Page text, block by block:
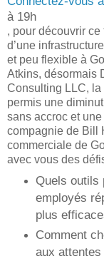
à 19h
, pour découvrir
d’une
et peu flexible à
Atkins, désormais
Consulting LLC, la
permis une
sans accroc et
compagnie de Bill
commerciale de
avec vous des
Quels outils
employés
plus
Comment
aux